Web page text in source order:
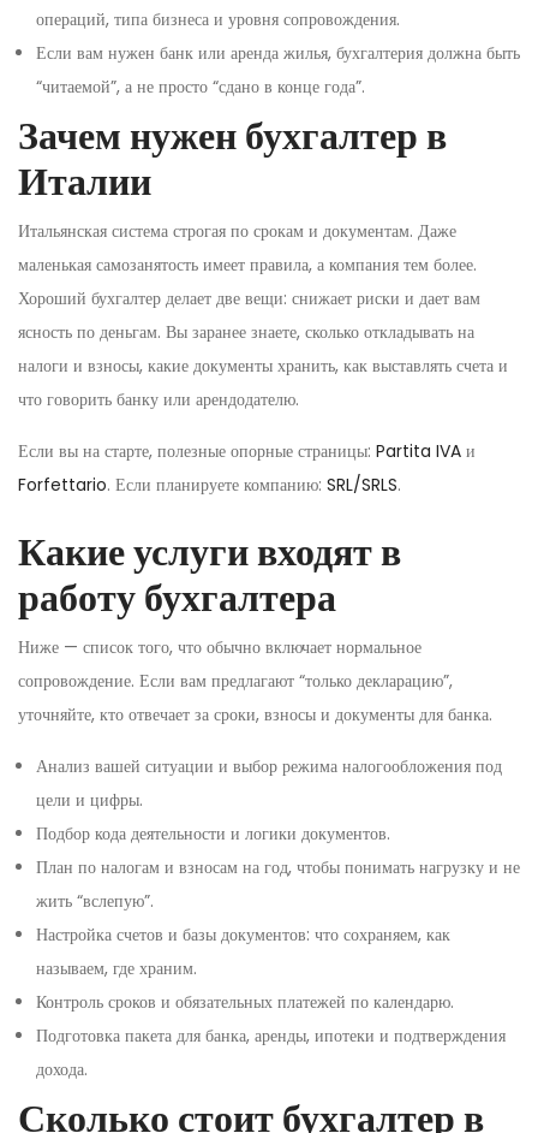
операций, типа бизнеса и уровня сопровождения.
Если вам нужен банк или аренда жилья, бухгалтерия должна быть
“читаемой”, а не просто “сдано в конце года”.
Зачем нужен бухгалтер в
Италии
Итальянская система строгая по срокам и документам. Даже
маленькая самозанятость имеет правила, а компания тем более.
Хороший бухгалтер делает две вещи: снижает риски и дает вам
ясность по деньгам. Вы заранее знаете, сколько откладывать на
налоги и взносы, какие документы хранить, как выставлять счета и
что говорить банку или арендодателю.
Если вы на старте, полезные опорные страницы: Partita IVA и
Forfettario. Если планируете компанию: SRL/SRLS.
Какие услуги входят в
работу бухгалтера
Ниже — список того, что обычно включает нормальное
сопровождение. Если вам предлагают “только декларацию”,
уточняйте, кто отвечает за сроки, взносы и документы для банка.
Анализ вашей ситуации и выбор режима налогообложения под
цели и цифры.
Подбор кода деятельности и логики документов.
План по налогам и взносам на год, чтобы понимать нагрузку и не
жить “вслепую”.
Настройка счетов и базы документов: что сохраняем, как
называем, где храним.
Контроль сроков и обязательных платежей по календарю.
Подготовка пакета для банка, аренды, ипотеки и подтверждения
дохода.
Сколько стоит бухгалтер в